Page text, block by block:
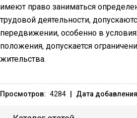
имеют право заниматься
трудовой деятельности,
передвижении, особенно в
положения, допускается
жительства.
Просмотров: 4284 Дата